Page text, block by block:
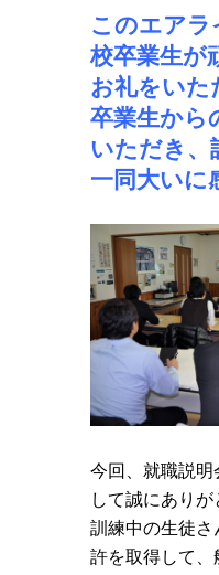
このエアラ
校卒業生が
お礼をいた
卒業生から
いただき、
一同大いに
今回、就職説明
して誠にありが
訓練中の生徒
許を取得して、